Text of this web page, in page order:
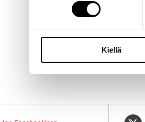
Kiellä
Voidaan